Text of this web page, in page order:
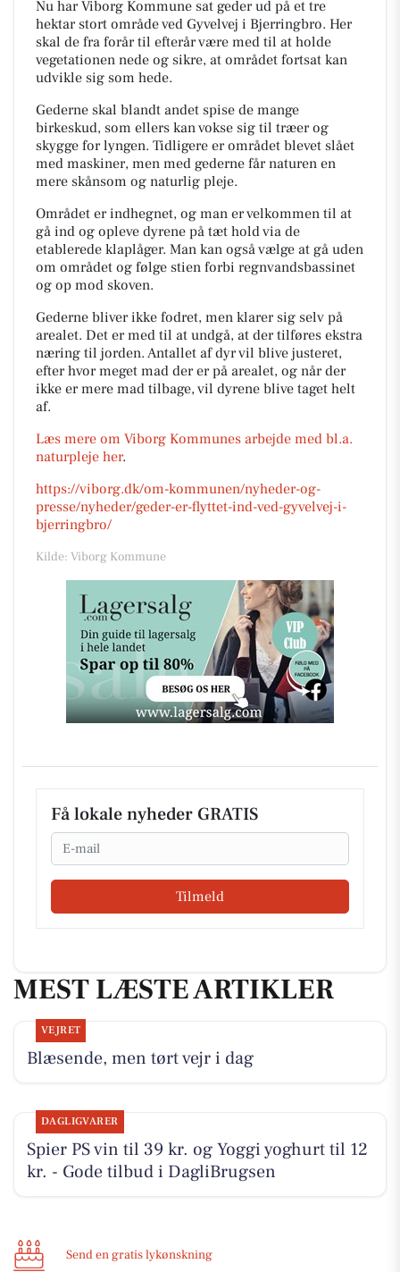
Nu har Viborg Kommune sat geder ud på et tre
hektar stort område ved Gyvelvej i Bjerringbro. Her
skal de fra forår til efterår være med til at holde
vegetationen nede og sikre, at området fortsat kan
udvikle sig som hede.
Gederne skal blandt andet spise de mange
birkeskud, som ellers kan vokse sig til træer og
skygge for lyngen. Tidligere er området blevet slået
med maskiner, men med gederne får naturen en
mere skånsom og naturlig pleje.
Området er indhegnet, og man er velkommen til at
gå ind og opleve dyrene på tæt hold via de
etablerede klaplåger. Man kan også vælge at gå uden
om området og følge stien forbi regnvandsbassinet
og op mod skoven.
Gederne bliver ikke fodret, men klarer sig selv på
arealet. Det er med til at undgå, at der tilføres ekstra
næring til jorden. Antallet af dyr vil blive justeret,
efter hvor meget mad der er på arealet, og når der
ikke er mere mad tilbage, vil dyrene blive taget helt
af.
Læs mere om Viborg Kommunes arbejde med bl.a.
naturpleje her.
https://viborg.dk/om-kommunen/nyheder-og-
presse/nyheder/geder-er-flyttet-ind-ved-gyvelvej-i-
bjerringbro/
Kilde: Viborg Kommune
Få lokale nyheder GRATIS
Email
Tilmeld
MEST LÆSTE ARTIKLER
VEJRET
Blæsende, men tørt vejr i dag
DAGLIGVARER
Spier PS vin til 39 kr. og Yoggi yoghurt til 12
kr. - Gode tilbud i DagliBrugsen
Send en gratis lykønskning